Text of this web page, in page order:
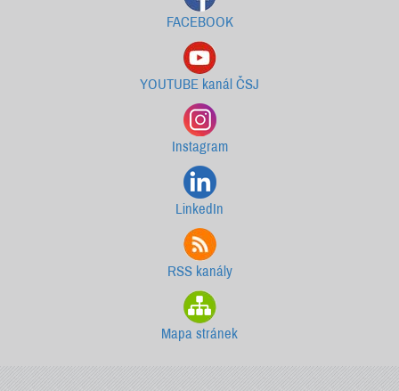
FACEBOOK
YOUTUBE kanál ČSJ
Instagram
LinkedIn
RSS kanály
Mapa stránek